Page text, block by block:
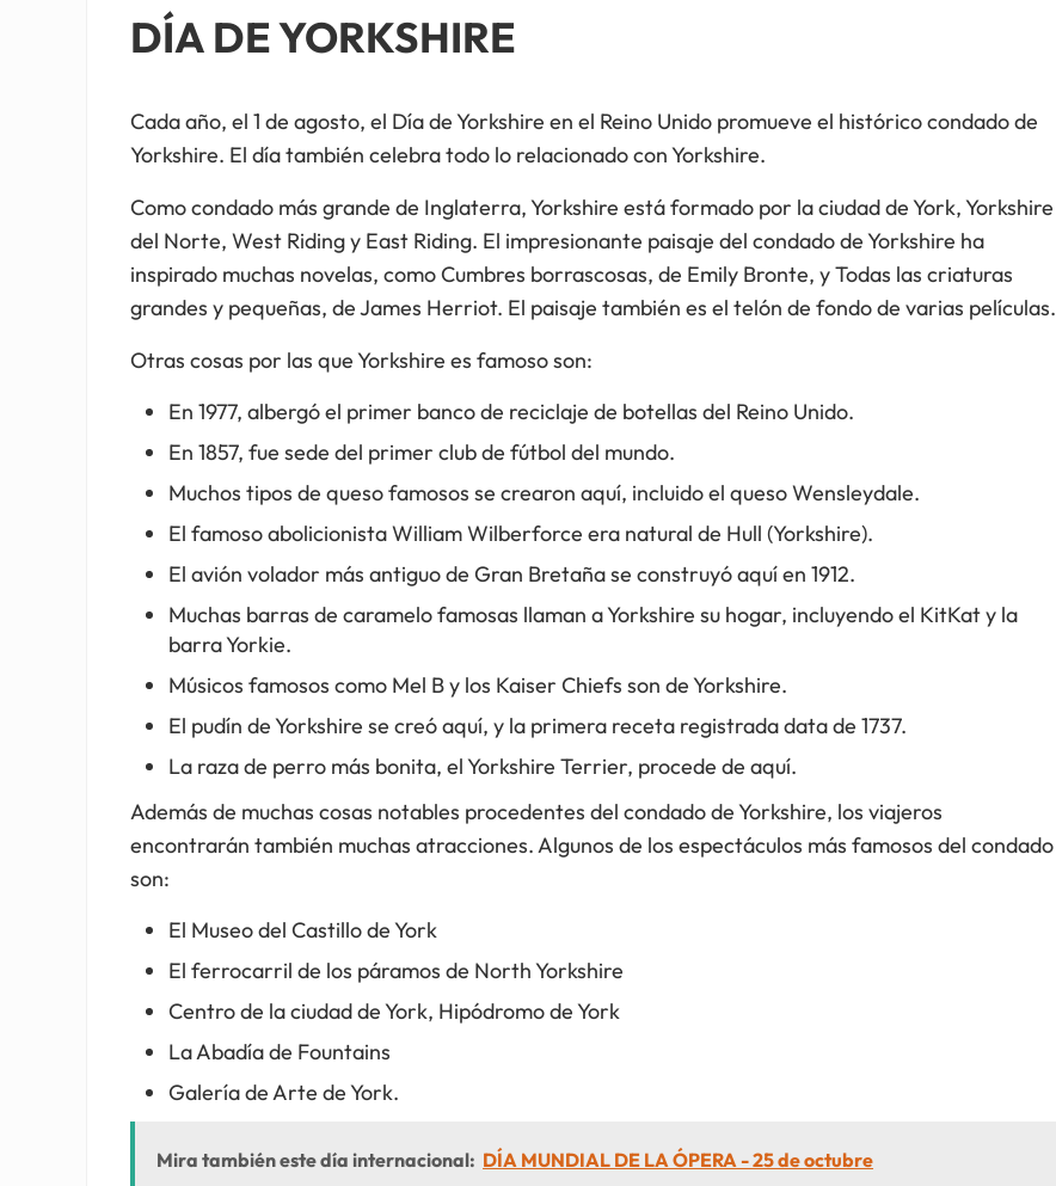
DÍA DE YORKSHIRE
Cada año, el 1 de agosto, el Día de Yorkshire en el Reino Unido promueve el histórico condado de
Yorkshire. El día también celebra todo lo relacionado con Yorkshire.
Como condado más grande de Inglaterra, Yorkshire está formado por la ciudad de York, Yorkshire
del Norte, West Riding y East Riding. El impresionante paisaje del condado de Yorkshire ha
inspirado muchas novelas, como Cumbres borrascosas, de Emily Bronte, y Todas las criaturas
grandes y pequeñas, de James Herriot. El paisaje también es el telón de fondo de varias películas.
Otras cosas por las que Yorkshire es famoso son:
En 1977, albergó el primer banco de reciclaje de botellas del Reino Unido.
En 1857, fue sede del primer club de fútbol del mundo.
Muchos tipos de queso famosos se crearon aquí, incluido el queso Wensleydale.
El famoso abolicionista William Wilberforce era natural de Hull (Yorkshire).
El avión volador más antiguo de Gran Bretaña se construyó aquí en 1912.
Muchas barras de caramelo famosas llaman a Yorkshire su hogar, incluyendo el KitKat y la
barra Yorkie.
Músicos famosos como Mel B y los Kaiser Chiefs son de Yorkshire.
El pudín de Yorkshire se creó aquí, y la primera receta registrada data de 1737.
La raza de perro más bonita, el Yorkshire Terrier, procede de aquí.
Además de muchas cosas notables procedentes del condado de Yorkshire, los viajeros
encontrarán también muchas atracciones. Algunos de los espectáculos más famosos del condado
son:
El Museo del Castillo de York
El ferrocarril de los páramos de North Yorkshire
Centro de la ciudad de York, Hipódromo de York
La Abadía de Fountains
Galería de Arte de York.
Mira también este día internacional: DÍA MUNDIAL DE LA ÓPERA - 25 de octubre